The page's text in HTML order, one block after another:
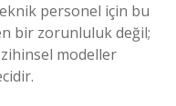
personel için bu
bir zorunluluk değil;
modeller